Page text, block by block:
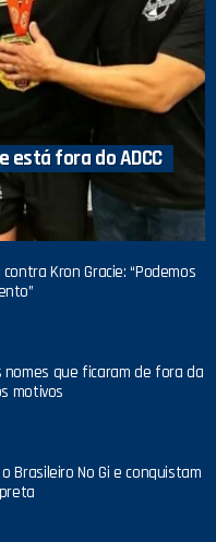
fora do ADCC
Kron Gracie: “Podemos
nomes que ficaram de fora da
motivos
Brasileiro No Gi e conquistam